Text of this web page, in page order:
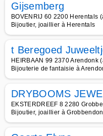
Gijsemberg
BOVENRIJ 60 2200 Herentals
Bijoutier, joaillier à Herentals
t Beregoed
HEIRBAAN 99 2370 Arendonk
Bijouterie de fantaisie à
DRYBOOMS
EKSTERDREEF 8 2280
Bijoutier, joaillier à